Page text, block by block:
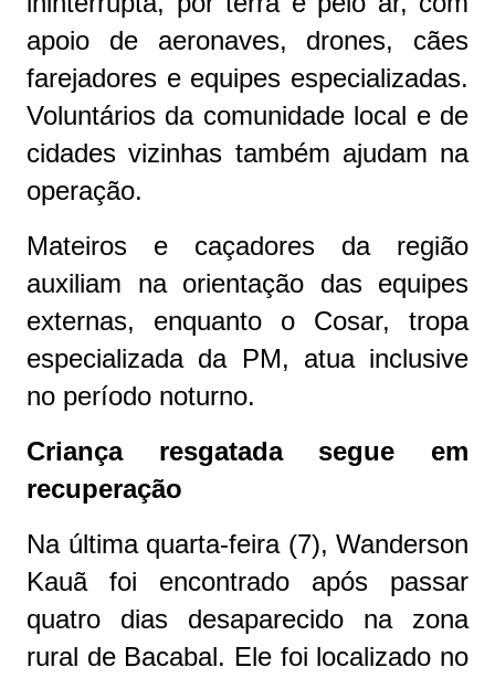
apoio de aeronaves, drones, cães
farejadores e equipes especializadas.
Voluntários da comunidade local e de
cidades vizinhas também ajudam na
operação.
Mateiros e caçadores da região
auxiliam na orientação das equipes
externas, enquanto o Cosar, tropa
especializada da PM, atua inclusive
no período noturno.
Criança resgatada segue em
recuperação
Na última quarta-feira (7), Wanderson
Kauã foi encontrado após passar
quatro dias desaparecido na zona
rural de Bacabal. Ele foi localizado no